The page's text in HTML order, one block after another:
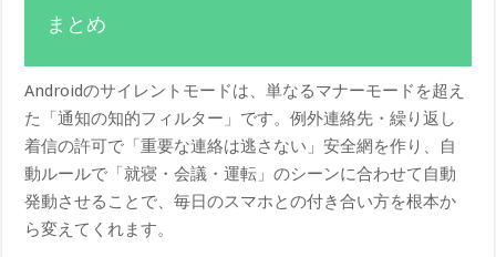
まとめ
Androidのサイレントモードは、単なるマナーモードを超え
た「通知の知的フィルター」です。例外連絡先・繰り返し
着信の許可で「重要な連絡は逃さない」安全網を作り、自
動ルールで「就寝・会議・運転」のシーンに合わせて自動
発動させることで、毎日のスマホとの付き合い方を根本か
ら変えてくれます。